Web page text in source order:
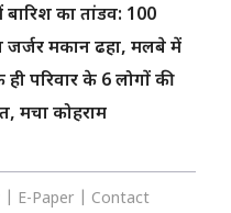
बारिश का तांडव: 100
जर्जर मकान ढहा, मलबे में
परिवार के 6 लोगों की
मचा कोहराम
E-Paper Contact